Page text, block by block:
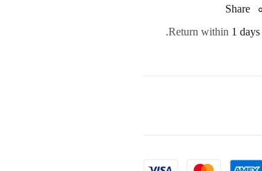
Share
Return within 1 days